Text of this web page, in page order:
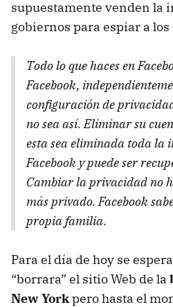
supuestamente venden la
gobiernos para espiar a
Todo lo que haces en
Facebook,
configuración de
no sea así. Eliminar su
esta sea eliminada toda la
Facebook y puede ser
Cambiar la privacidad no
más privado. Facebook
propia familia.
Para el día de hoy se
“borrara” el sitio Web de la
New Yorkpero hasta el